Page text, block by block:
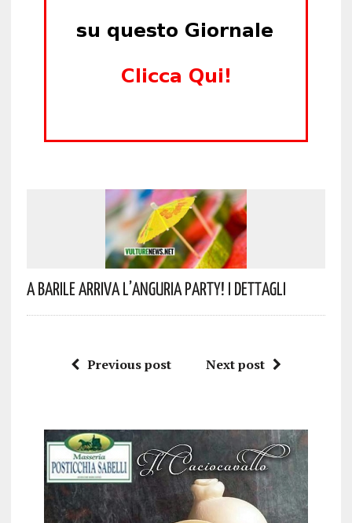
A Barile Arriva L’anguria Party! I Dettagli
Previous post Next post